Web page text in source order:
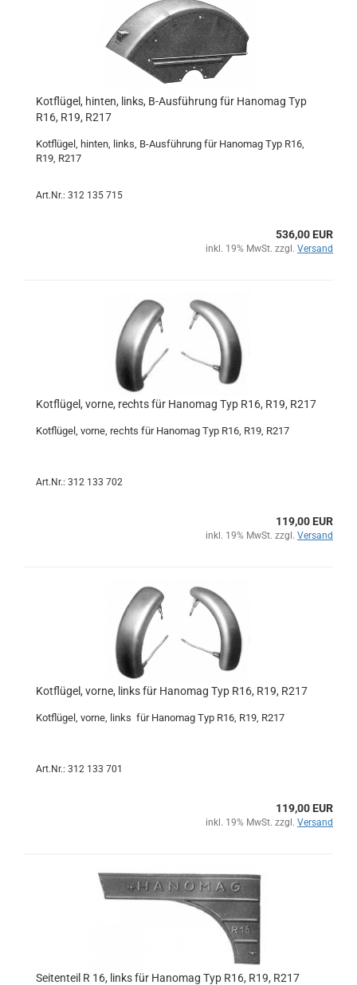
Kotflügel, hinten, links, B-Ausführung für Hanomag Typ
R16, R19, R217
Kotflügel, hinten, links, B-Ausführung für Hanomag Typ R16,
R19, R217
Art.Nr.: 312 135 715
536,00 EUR
inkl. 19% MwSt. zzgl. Versand
Kotflügel, vorne, rechts für Hanomag Typ R16, R19, R217
Kotflügel, vorne, rechts für Hanomag Typ R16, R19, R217
Art.Nr.: 312 133 702
119,00 EUR
inkl. 19% MwSt. zzgl. Versand
Kotflügel, vorne, links für Hanomag Typ R16, R19, R217
Kotflügel, vorne, links für Hanomag Typ R16, R19, R217
Art.Nr.: 312 133 701
119,00 EUR
inkl. 19% MwSt. zzgl. Versand
Seitenteil R 16, links für Hanomag Typ R16, R19, R217